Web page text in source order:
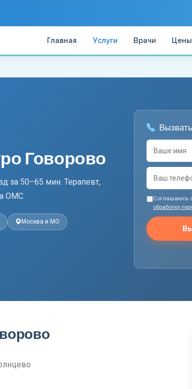
Главная Услуги Врачи Цены
Говорово
за 50–65 мин. Терапевт,
ОМС.
Москва и МО
Соглашаюсь
обработку